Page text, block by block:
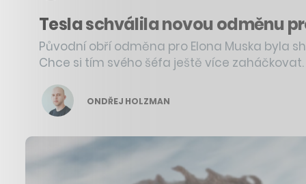
Tesla schválila novou odměnu
Původní obří odměna pro Elona Muska byla
Chce si tím svého šéfa ještě více zaháčkovat.
ONDŘEJ HOLZMAN